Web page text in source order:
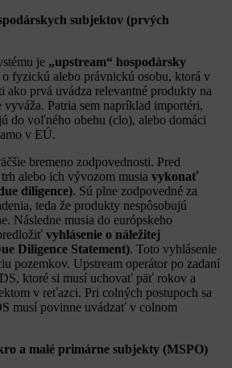
subjektov (prvých
je „upstream“ hospodársky
o fyzickú alebo právnickú osobu, ktorá v
ako prvá uvádza relevantné produkty na
Patria sem napríklad importéri,
do voľného obehu (clo), alebo domáci
v EÚ.
bremeno zodpovednosti. Pred
alebo ich vývozom musia vykonať
diligence). Sú plne zodpovedné za
teda že produkty nespôsobujú
Následne musia do európskeho
vyhlásenie o náležitej
Diligence Statement). Toto vyhlásenie
pozemkov. Upstream operátor po zadaní
ktoré si musí uchovať päť rokov a
v reťazci. Pri colných postupoch sa
musí povinne uvádzať v colnom
a malé primárne subjekty (MSPO)